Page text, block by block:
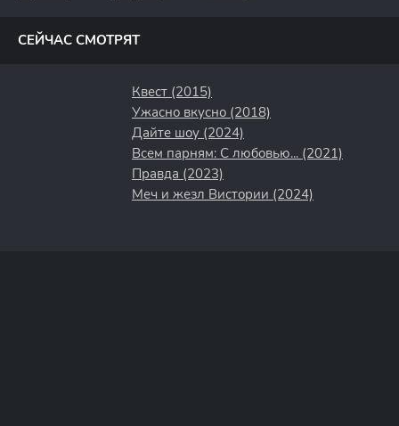
СЕЙЧАС СМОТРЯТ
Квест (2015)
Ужасно вкусно (2018)
Дайте шоу (2024)
Всем парням: С любовью... (2021)
Правда (2023)
Меч и жезл Вистории (2024)